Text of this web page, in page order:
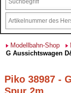
Modellbahn-Shop
G Aussichtswagen
Piko 38987 -